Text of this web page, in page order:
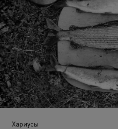
Хариусы